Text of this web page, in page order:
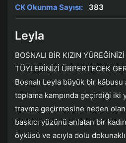
CK Okunma Sayısı:
383
Leyla
BOSNALI BİR KIZIN
TÜYLERİNİZİ ÜRPERTECEK
Bosnalı Leyla büyük bir kâbusu
toplama kampında geçirdiği iki
travma geçirmesine neden olan
baskıcı yüzünü anlatan bir
öyküsü ve acıyla dolu